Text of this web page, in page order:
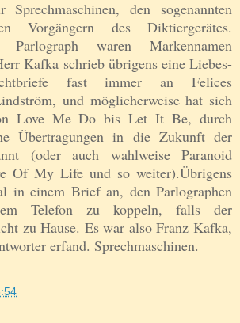
den sogenannten
Vorgängern des Diktiergerätes.
Parlograph waren Markennamen
Kafka schrieb übrigens eine Liebes-
fast immer an Felices
, und möglicherweise hat sich
Love Me Do bis Let It Be, durch
Übertragungen in die Zukunft der
(oder auch wahlweise Paranoid
Of My Life und so weiter).Übrigens
in einem Brief an, den Parlographen
Telefon zu koppeln, falls der
zu Hause. Es war also Franz Kafka,
orter erfand. Sprechmaschinen.